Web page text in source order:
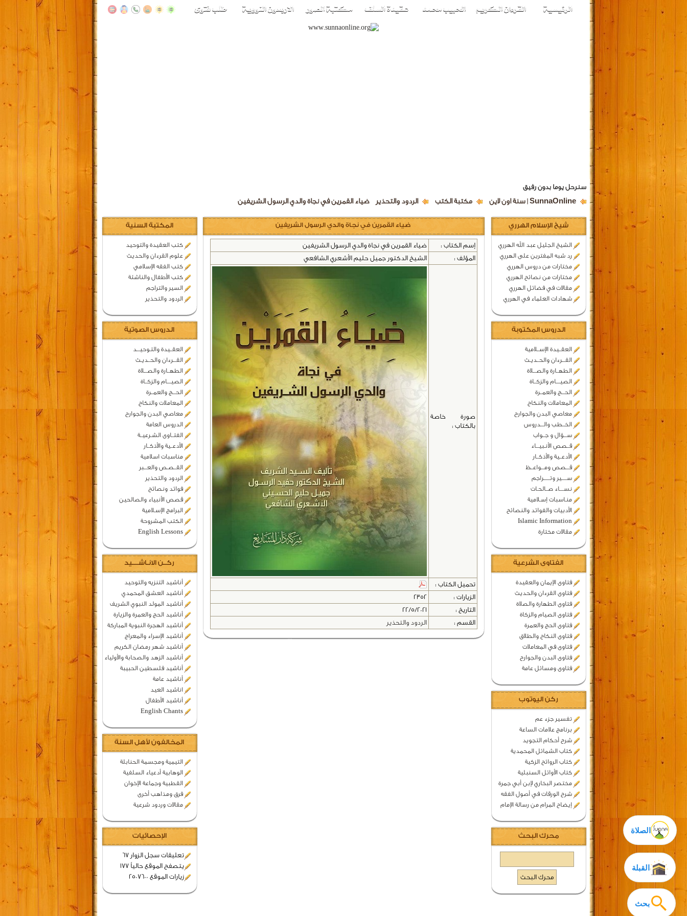
سنرحل يوما بدون رفيق
SunnaOnline | سنة اون لاين مكتبة الكتب الردود والتحذير ضياء القمرين في نجاة والدي الرسول الشريفين
بحث
الصلاة
شيخ الإسلام الهرري
الشيخ الجليل عبد الله الهرري
رد شبه المفترين على الهرري
مختارات من دروس الهرري
مختارات من نصائح الهرري
مقالات في فضائل الهرري
شهادات العلماء في الهرري
الدروس المكتوبة
العقــيدة الإســلامية
القـــرءان والحــديـث
الطهــارة والصـــلاة
الصيــــام والزكــاة
الحـــج والعمــرة
المعاملات والنكاح
معاصي البدن والجوارح
الخــطب والـــدروس
ســـؤال و جــواب
قــصص الأنـبيـــاء
الأدعــية والأذكــار
قـــصص ومـــواعــظ
ســـــير وتــــــراجم
نســــاء صــالحـات
منـاسبات إسـلامية
الأدبيات والفوائد والنصائح
Islamic Information
مقالات مختارة
الفتاوى الشرعية
فتاوى الإيمان والعقيدة
فتاوى القرءان والحديث
فتاوى الطهارة والصلاة
فتاوى الصيام والزكاة
فتاوى الحج والعمرة
فتاوى النكاح والطلاق
فتاوى في المعاملات
فتاوى البدن والجوارح
فتاوى ومسائل عامة
ركن اليوتوب
تفسير جزء عم
برنامج علامات الساعة
شرح أحكام التجويد
كتاب الشمائل المحمدية
كتاب الروائح الزكية
كتاب الأوائل السنبلية
مختصر البخاري لإبن أبي جمرة
شرح الورقات في أصول الفقه
إيضاح المرام من رسالة الإمام
محرك البحث
القبلة
المكتبة السنية
كتب العقيدة والتوحيد
علوم القرءان والحديث
كتب الفقه الإسلامي
كتب الأطفال والناشئة
السير والتراجم
الردود والتحذير
الدروس الصوتية
العقــيدة والتـوحيـــد
القـــرءان والحــديـث
الطهــارة والصـــلاة
الصيــــام والزكــاة
الحـــج والعمــرة
المعاملات والنكاح
معاصي البدن والجوارح
الدروس العامة
الفتــاوى الشـرعيــة
الأدعــية والأذكــار
مناسبات اسلامية
القــصـص والعـــبر
الردود والتحذير
فوائد ونصائح
قصص الأنبياء والصالحين
البرامج الإسـلامية
الكتب المشروحة
English Lessons
ركــن الانـاشــــيد
أناشيد التنزيه والتوحيد
أناشيد العشق المحمدي
أناشيد المولد النبوي الشريف
أناشيد الحج والعمرة والزيارة
أناشيد الهجرة النبوية المباركة
أناشيد الإسراء والمعراج
أناشيد شهر رمضان الكريم
أناشيد الزهد والصحابة والأولياء
أناشيد فلسطين الحبيبة
أناشيد عامة
اناشيد العيد
أناشيد الأطفال
English Chants
المخالفون لأهل السنة
التيمية ومجسمة الحنابلة
الوهابية أدعياء السلفية
القطبية وجماعة الإخوان
فرق ومذاهب أخرى
مقالات وردود شرعية
الإحصائيات
تعليقات سجل الزوار 67
يتصفح الموقع حالياً 177
زيارات الموقع 2507600
ضياء القمرين في نجاة والدي الرسول الشريفين
إسم الكتاب :
ضياء القمرين في نجاة والدي الرسول الشريفين
المؤلف :
الشيخ الدكتور جميل حليم الأشعري الشافعي
صورة خاصة
بالكتاب :
تحميل الكتاب :
الزيارات :
2352
التاريخ :
22/5/2021
القسم :
الردود والتحذير